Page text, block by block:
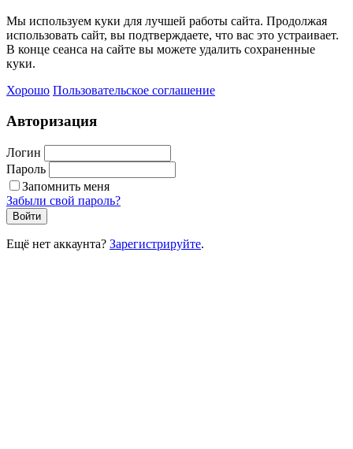
Мы используем куки для лучшей работы сайта. Продолжая
использовать сайт, вы подтверждаете, что вас это устраивает.
В конце сеанса на сайте вы можете удалить сохраненные
куки.
Хорошо Пользовательское соглашение
Авторизация
Логин
Пароль
Запомнить меня
Забыли свой пароль?
Войти
Ещё нет аккаунта? Зарегистрируйте.